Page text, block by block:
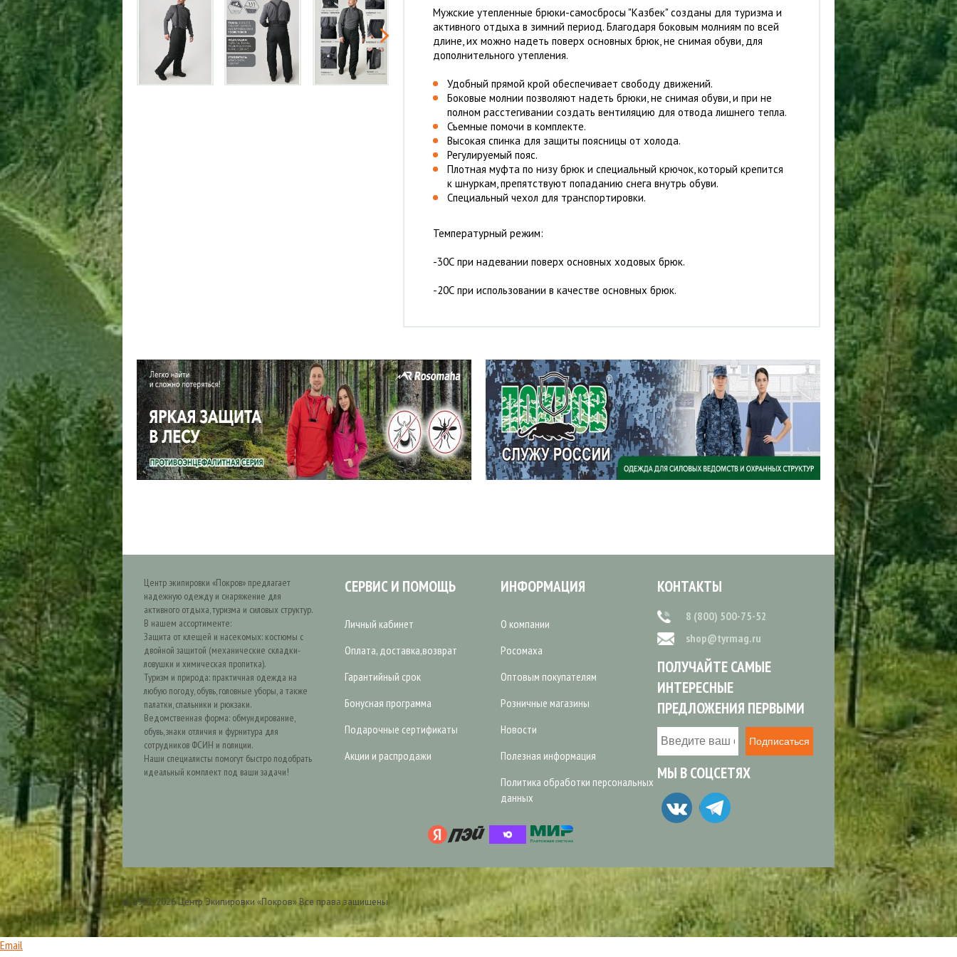
Мужские утепленные брюки-самосбросы "Казбек" созданы для туризма и
активного отдыха в зимний период. Благодаря боковым молниям по всей
длине, их можно надеть поверх основных брюк, не снимая обуви, для
дополнительного утепления.
Удобный прямой крой обеспечивает свободу движений.
Боковые молнии позволяют надеть брюки, не снимая обуви, и при не
полном расстегивании создать вентиляцию для отвода лишнего тепла.
Съемные помочи в комплекте.
Высокая спинка для защиты поясницы от холода.
Регулируемый пояс.
Плотная муфта по низу брюк и специальный крючок, который крепится
к шнуркам, препятствуют попаданию снега внутрь обуви.
Специальный чехол для транспортировки.
Температурный режим:
-30С при надевании поверх основных ходовых брюк.
-20С при использовании в качестве основных брюк.
Центр экипировки «Покров» предлагает
надежную одежду и снаряжение для
активного отдыха, туризма и силовых структур.
В нашем ассортименте:
Защита от клещей и насекомых: костюмы с
двойной защитой (механические складки-
ловушки и химическая пропитка).
Туризм и природа: практичная одежда на
любую погоду, обувь, головные уборы, а также
палатки, спальники и рюкзаки.
Ведомственная форма: обмундирование,
обувь, знаки отличия и фурнитура для
сотрудников ФСИН и полиции.
Наши специалисты помогут быстро подобрать
идеальный комплект под ваши задачи!
СЕРВИС И ПОМОЩЬ
Личный кабинет
Оплата, доставка,возврат
Гарантийный срок
Бонусная программа
Подарочные сертификаты
Акции и распродажи
ИНФОРМАЦИЯ
О компании
Росомаха
Оптовым покупателям
Розничные магазины
Новости
Полезная информация
Политика обработки персональных
данных
КОНТАКТЫ
8 (800) 500-75-52
shop@tyrmag.ru
ПОЛУЧАЙТЕ САМЫЕ
ИНТЕРЕСНЫЕ
ПРЕДЛОЖЕНИЯ ПЕРВЫМИ
Подписаться
МЫ В СОЦСЕТЯХ
© 1992-2026 Центр Экипировки «Покров» Все права защищены
Email